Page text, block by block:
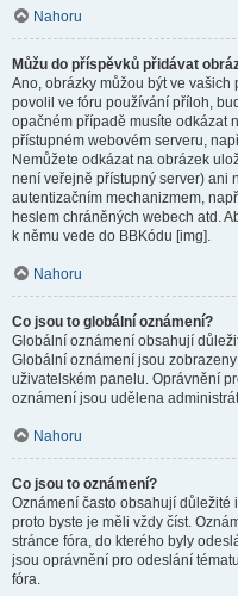
Nahoru
Můžu do příspěvků přidávat
Ano, obrázky můžou být ve
povolil ve fóru používání příloh,
opačném případě musíte odkázat
přístupném webovém serveru,
Nemůžete odkázat na obrázek
není veřejně přístupný server) ani
autentizačním mechanizmem,
heslem chráněných webech atd.
k němu vede do BBKódu [img].
Nahoru
Co jsou to globální oznámení?
Globální oznámení obsahují
Globální oznámení jsou
uživatelském panelu. Oprávnění
oznámení jsou udělena
Nahoru
Co jsou to oznámení?
Oznámení často obsahují důležité
proto byste je měli vždy číst.
stránce fóra, do kterého byly
jsou oprávnění pro odeslání
fóra.